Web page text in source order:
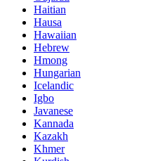
Haitian
Hausa
Hawaiian
Hebrew
Hmong
Hungarian
Icelandic
Igbo
Javanese
Kannada
Kazakh
Khmer